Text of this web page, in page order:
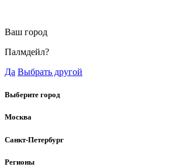
Ваш город
Палмдейл?
Да Выбрать другой
Выберите город
Москва
Санкт-Петербург
Регионы